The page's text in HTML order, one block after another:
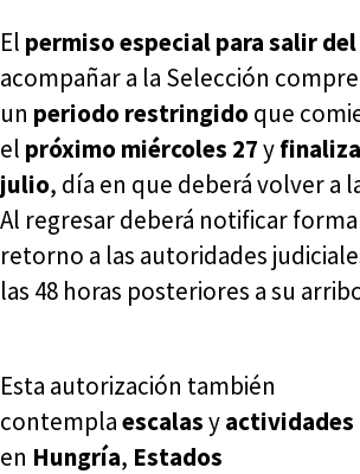
El permiso especial para salir
acompañar a la Selección
un periodo restringidoque
el próximo miércoles 27y
julio, día en que deberá volver a
Al regresar deberá notificar
retorno a las autoridades
las 48 horas posteriores a su
Esta autorización también
contemplaescalasyactividades
en Hungría, Estados